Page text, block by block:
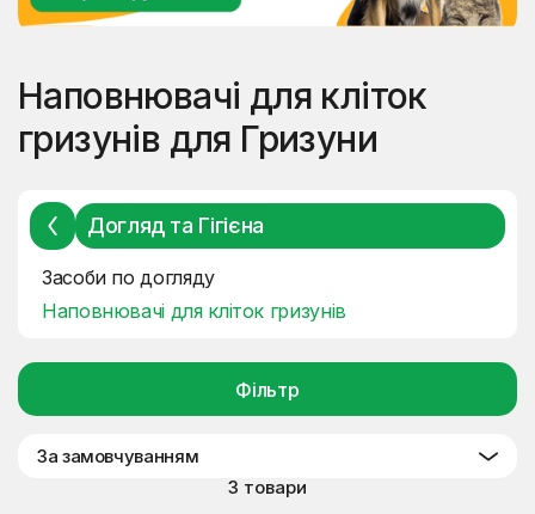
Наповнювачі для кліток
гризунів для Гризуни
Догляд та Гігієна
Засоби по догляду
Наповнювачі для кліток гризунів
Фільтр
За замовчуванням
3 товари